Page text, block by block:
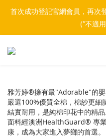
首次成功登記官網會員，再次
(*不適
雅芳婷®擁有最"Adorable"的嬰
嚴選100%優質全棉，棉紗更細
結實耐用，是純棉印花中的精品
面料經澳洲HealthGuard® 專
康，成為大家進入夢鄉的首選。